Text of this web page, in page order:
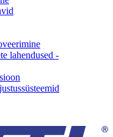
lahendused -